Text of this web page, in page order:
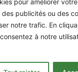
pour améliorer
publicités ou des
notre trafic. En
à notre